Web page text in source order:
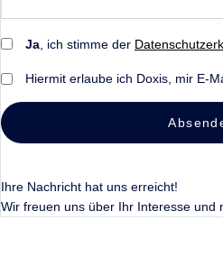
Ja , ich stimme der
Hiermit erlaube ich Doxis, mir E-
Ihre Nachricht hat uns erreicht!
Wir freuen uns über Ihr Interesse und